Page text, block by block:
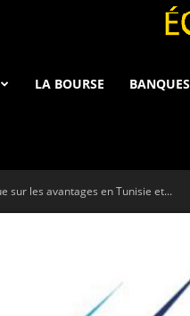
LA BOURSE BANQUES
sur les avantages en Tunisie et...